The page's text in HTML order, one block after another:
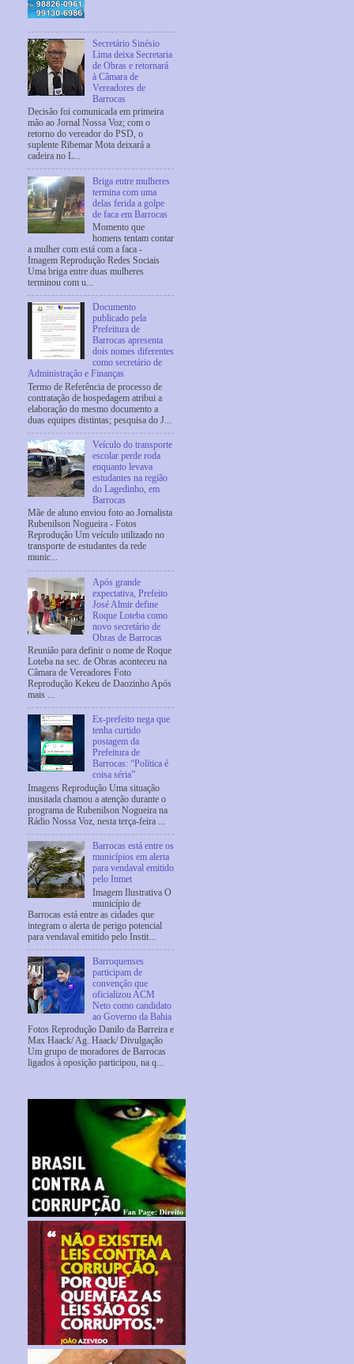
Secretário Sinésio
Lima deixa Secretaria
de Obras e retornará
à Câmara de
Vereadores de
Barrocas
Decisão foi comunicada em primeira
mão ao Jornal Nossa Voz; com o
retorno do vereador do PSD, o
suplente Ribemar Mota deixará a
cadeira no L...
Briga entre mulheres
termina com uma
delas ferida a golpe
de faca em Barrocas
Momento que
homens tentam contar
a mulher com está com a faca -
Imagem Reprodução Redes Sociais
Uma briga entre duas mulheres
terminou com u...
Documento
publicado pela
Prefeitura de
Barrocas apresenta
dois nomes diferentes
como secretário de
Administração e Finanças
Termo de Referência de processo de
contratação de hospedagem atribui a
elaboração do mesmo documento a
duas equipes distintas; pesquisa do J...
Veículo do transporte
escolar perde roda
enquanto levava
estudantes na região
do Lagedinho, em
Barrocas
Mãe de aluno enviou foto ao Jornalista
Rubenilson Nogueira - Fotos
Reprodução Um veículo utilizado no
transporte de estudantes da rede
munic...
Após grande
expectativa, Prefeito
José Almir define
Roque Loteba como
novo secretário de
Obras de Barrocas
Reunião para definir o nome de Roque
Loteba na sec. de Obras aconteceu na
Câmara de Vereadores Foto
Reprodução Kekeu de Daozinho Após
mais ...
Ex-prefeito nega que
tenha curtido
postagem da
Prefeitura de
Barrocas: “Política é
coisa séria”
Imagens Reprodução Uma situação
inusitada chamou a atenção durante o
programa de Rubenilson Nogueira na
Rádio Nossa Voz, nesta terça-feira ...
Barrocas está entre os
municípios em alerta
para vendaval emitido
pelo Inmet
Imagem Ilustrativa O
município de
Barrocas está entre as cidades que
integram o alerta de perigo potencial
para vendaval emitido pelo Instit...
Barroquenses
participam de
convenção que
oficializou ACM
Neto como candidato
ao Governo da Bahia
Fotos Reprodução Danilo da Barreira e
Max Haack/ Ag. Haack/ Divulgação
Um grupo de moradores de Barrocas
ligados à oposição participou, na q...